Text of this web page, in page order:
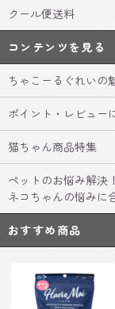
クール便送料
コンテンツを見る
ちゃこーるぐれいの
ポイント・レビュー
猫ちゃん商品特集
ペットのお悩み解決
ネコちゃんの悩みに
おすすめ商品